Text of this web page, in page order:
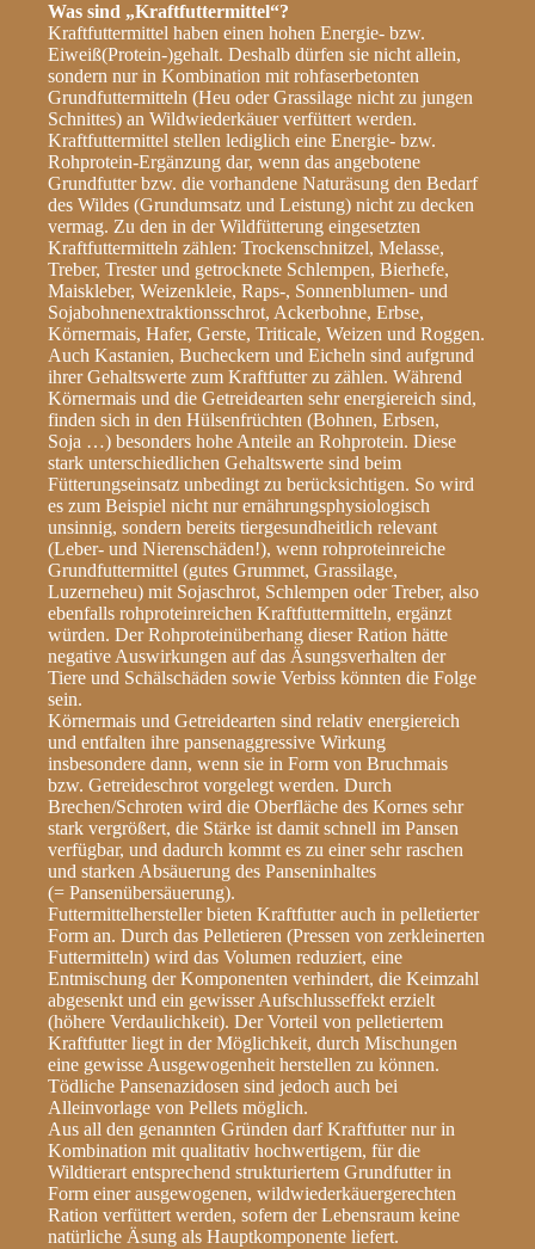
Was sind „Kraftfuttermittel“?
Kraftfuttermittel haben einen hohen Energie- bzw.
Eiweiß(Protein-)gehalt. Deshalb dürfen sie nicht allein,
sondern nur in Kombination mit rohfaserbetonten
Grundfuttermitteln (Heu oder Grassilage nicht zu jungen
Schnittes) an Wildwiederkäuer verfüttert werden.
Kraftfuttermittel stellen lediglich eine Energie- bzw.
Rohprotein-Ergänzung dar, wenn das angebotene
Grundfutter bzw. die vorhandene Naturäsung den Bedarf
des Wildes (Grundumsatz und Leistung) nicht zu decken
vermag. Zu den in der Wildfütterung eingesetzten
Kraftfuttermitteln zählen: Trockenschnitzel, Melasse,
Treber, Trester und getrocknete Schlempen, Bierhefe,
Maiskleber, Weizenkleie, Raps-, Sonnenblumen- und
Sojabohnenextraktionsschrot, Ackerbohne, Erbse,
Körnermais, Hafer, Gerste, Triticale, Weizen und Roggen.
Auch Kastanien, Bucheckern und Eicheln sind aufgrund
ihrer Gehaltswerte zum Kraftfutter zu zählen. Während
Körnermais und die Getreidearten sehr energiereich sind,
finden sich in den Hülsenfrüchten (Bohnen, Erbsen,
Soja …) besonders hohe Anteile an Rohprotein. Diese
stark unterschiedlichen Gehaltswerte sind beim
Fütterungseinsatz unbedingt zu berücksichtigen. So wird
es zum Beispiel nicht nur ernährungsphysiologisch
unsinnig, sondern bereits tiergesundheitlich relevant
(Leber- und Nierenschäden!), wenn rohproteinreiche
Grundfuttermittel (gutes Grummet, Grassilage,
Luzerneheu) mit Sojaschrot, Schlempen oder Treber, also
ebenfalls rohproteinreichen Kraftfuttermitteln, ergänzt
würden. Der Rohproteinüberhang dieser Ration hätte
negative Auswirkungen auf das Äsungsverhalten der
Tiere und Schälschäden sowie Verbiss könnten die Folge
sein.
Körnermais und Getreidearten sind relativ energiereich
und entfalten ihre pansenaggressive Wirkung
insbesondere dann, wenn sie in Form von Bruchmais
bzw. Getreideschrot vorgelegt werden. Durch
Brechen/Schroten wird die Oberfläche des Kornes sehr
stark vergrößert, die Stärke ist damit schnell im Pansen
verfügbar, und dadurch kommt es zu einer sehr raschen
und starken Absäuerung des Panseninhaltes
(= Pansenübersäuerung).
Futtermittelhersteller bieten Kraftfutter auch in pelletierter
Form an. Durch das Pelletieren (Pressen von zerkleinerten
Futtermitteln) wird das Volumen reduziert, eine
Entmischung der Komponenten verhindert, die Keimzahl
abgesenkt und ein gewisser Aufschlusseffekt erzielt
(höhere Verdaulichkeit). Der Vorteil von pelletiertem
Kraftfutter liegt in der Möglichkeit, durch Mischungen
eine gewisse Ausgewogenheit herstellen zu können.
Tödliche Pansenazidosen sind jedoch auch bei
Alleinvorlage von Pellets möglich.
Aus all den genannten Gründen darf Kraftfutter nur in
Kombination mit qualitativ hochwertigem, für die
Wildtierart entsprechend strukturiertem Grundfutter in
Form einer ausgewogenen, wildwiederkäuergerechten
Ration verfüttert werden, sofern der Lebensraum keine
natürliche Äsung als Hauptkomponente liefert.